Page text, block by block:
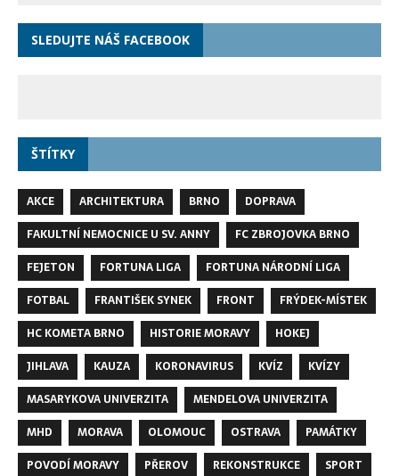
SLEDUJTE NÁŠ FACEBOOK
ŠTÍTKY
AKCE ARCHITEKTURA BRNO
DOPRAVA
FAKULTNÍ NEMOCNICE U SV. ANNY
FC ZBROJOVKA BRNO
FEJETON
FORTUNA LIGA
FORTUNA NÁRODNÍ LIGA
FOTBAL
FRANTIŠEK SYNEK FRONT
FRÝDEK-MÍSTEK
HC KOMETA BRNO
HISTORIE MORAVY
HOKEJ
JIHLAVA
KAUZA KORONAVIRUS KVÍZ
KVÍZY
MASARYKOVA UNIVERZITA
MENDELOVA UNIVERZITA
MHD
MORAVA OLOMOUC OSTRAVA
PAMÁTKY
POVODÍ MORAVY
PŘEROV REKONSTRUKCE
SPORT